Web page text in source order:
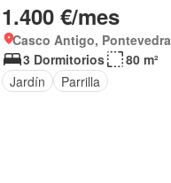
1.400 €/mes
Casco Antigo, Pontevedra
3 Dormitorios
80 m²
Jardín
Parrilla